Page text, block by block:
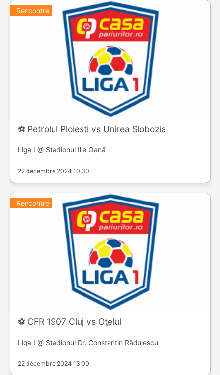
Rencontre
⚽️ Petrolul Ploiesti vs Unirea Slobozia
Liga I @ Stadionul Ilie Oană
22 décembre 2024 10:30
Rencontre
⚽️ CFR 1907 Cluj vs Oţelul
Liga I @ Stadionul Dr. Constantin Rădulescu
22 décembre 2024 13:00